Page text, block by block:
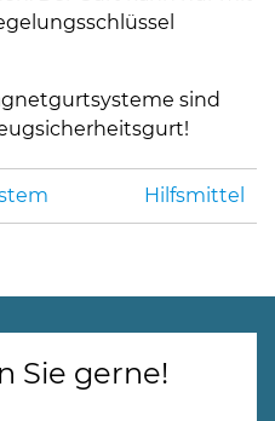
sind
Hilfsmittel
Sie gerne!